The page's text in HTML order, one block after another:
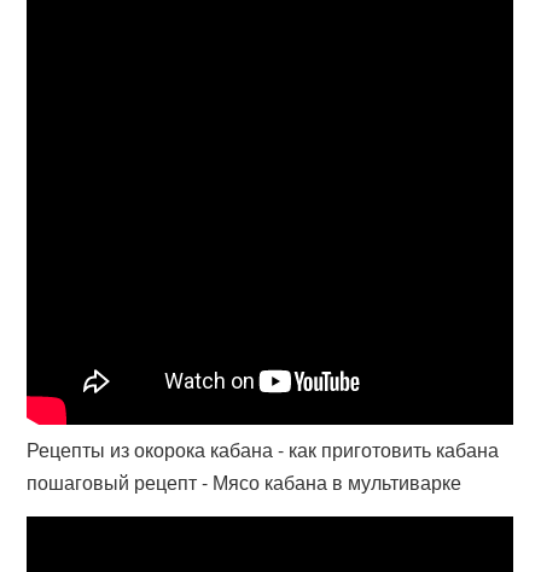
Рецепты из окорока кабана - как приготовить кабана
пошаговый рецепт - Мясо кабана в мультиварке